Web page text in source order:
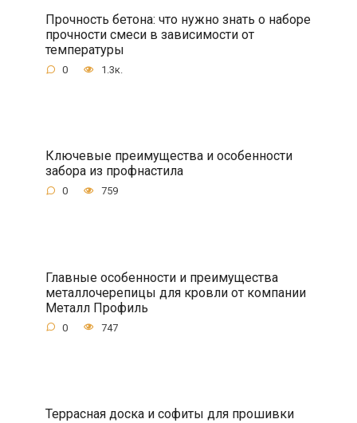
Прочность бетона: что нужно знать о наборе
прочности смеси в зависимости от
температуры
0 1.3к.
Ключевые преимущества и особенности
забора из профнастила
0 759
Главные особенности и преимущества
металлочерепицы для кровли от компании
Металл Профиль
0 747
Террасная доска и софиты для прошивки